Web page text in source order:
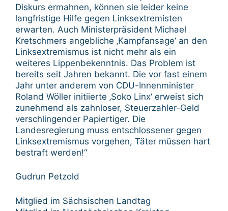
Diskurs ermahnen, können sie leider keine
langfristige Hilfe gegen Linksextremisten
erwarten. Auch Ministerpräsident Michael
Kretschmers angebliche ‚Kampfansage‘ an den
Linksextremismus ist nicht mehr als ein
weiteres Lippenbekenntnis. Das Problem ist
bereits seit Jahren bekannt. Die vor fast einem
Jahr unter anderem von CDU-Innenminister
Roland Wöller initiierte ‚Soko Linx‘ erweist sich
zunehmend als zahnloser, Steuerzahler-Geld
verschlingender Papiertiger. Die
Landesregierung muss entschlossener gegen
Linksextremismus vorgehen, Täter müssen hart
bestraft werden!“
Gudrun Petzold
Mitglied im Sächsischen Landtag